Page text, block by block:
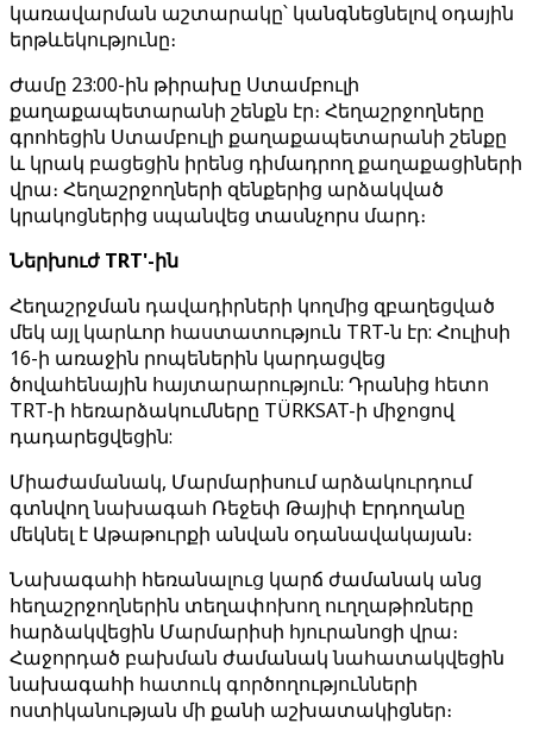
կառավարման աշտարակը՝ կանգնեցնելով օդային
երթևեկությունը։
Ժամը 23:00-ին թիրախը Ստամբուլի
քաղաքապետարանի շենքն էր։ Հեղաշրջողները
գրոհեցին Ստամբուլի քաղաքապետարանի շենքը
և կրակ բացեցին իրենց դիմադրող քաղաքացիների
վրա։ Հեղաշրջողների զենքերից արձակված
կրակոցներից սպանվեց տասնչորս մարդ։
Ներխուժ TRT'-ին
Հեղաշրջման դավադիրների կողմից զբաղեցված
մեկ այլ կարևոր հաստատություն TRT-ն էր: Հուլիսի
16-ի առաջին րոպեներին կարդացվեց
ծովահենային հայտարարություն: Դրանից հետո
TRT-ի հեռարձակումները TÜRKSAT-ի միջոցով
դադարեցվեցին:
Միաժամանակ, Մարմարիսում արձակուրդում
գտնվող նախագահ Ռեջեփ Թայիփ Էրդողանը
մեկնել է Աթաթուրքի անվան օդանավակայան։
Նախագահի հեռանալուց կարճ ժամանակ անց
հեղաշրջողներին տեղափոխող ուղղաթիռները
հարձակվեցին Մարմարիսի հյուրանոցի վրա։
Հաջորդած բախման ժամանակ նահատակվեցին
նախագահի հատուկ գործողությունների
ոստիկանության մի քանի աշխատակիցներ։